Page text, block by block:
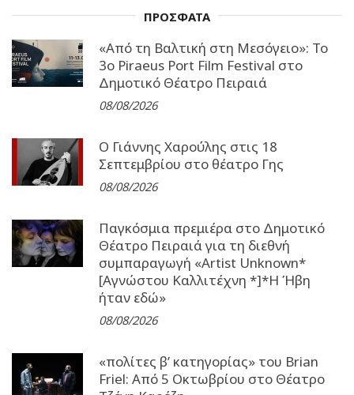
ΠΡΟΣΦΑΤΑ
«Από τη Βαλτική στη Μεσόγειο»: Το
3o Piraeus Port Film Festival στο
Δημοτικό Θέατρο Πειραιά
08/08/2026
Ο Γιάννης Χαρούλης στις 18
Σεπτεμβρίου στο θέατρο Γης
08/08/2026
Παγκόσμια πρεμιέρα στο Δημοτικό
Θέατρο Πειραιά για τη διεθνή
συμπαραγωγή «Artist Unknown*
[Αγνώστου Καλλιτέχνη *]*Η Ήβη
ήταν εδώ»
08/08/2026
«πολίτες β’ κατηγορίας» του Brian
Friel: Από 5 Οκτωβρίου στο Θέατρο